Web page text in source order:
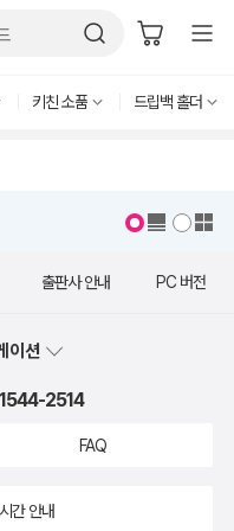
키친 소품 드립백 홀더
출판사 안내 PC 버전
이션
1544-2514
FAQ
간 안내